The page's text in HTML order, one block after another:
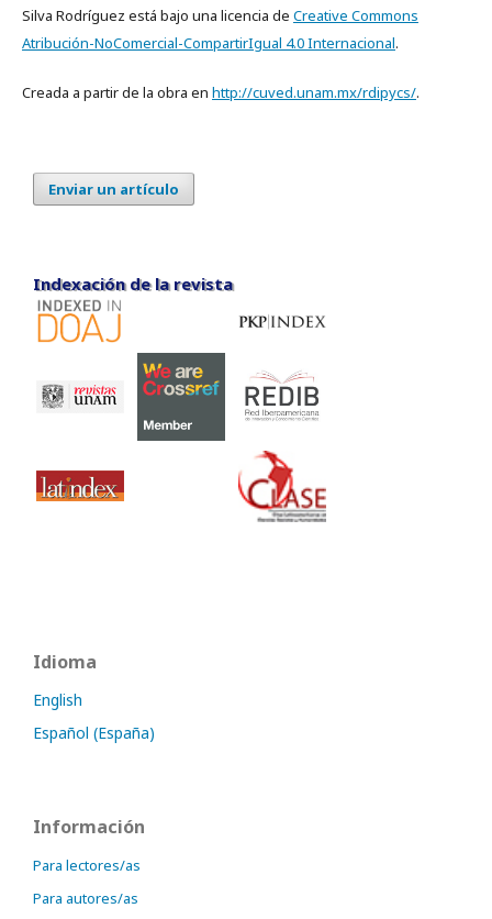
Silva Rodríguez está bajo una licencia de Creative Commons
Atribución-NoComercial-CompartirIgual 4.0 Internacional.
Creada a partir de la obra en http://cuved.unam.mx/rdipycs/.
Enviar un artículo
Indexación de la revista
Indexación de la revista
Idioma
English
Español (España)
Información
Para lectores/as
Para autores/as